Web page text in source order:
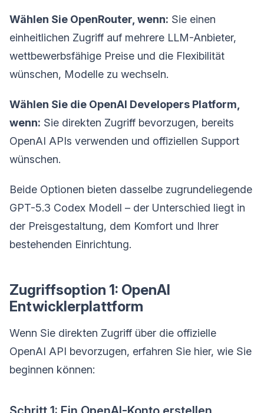
Wählen Sie OpenRouter, wenn: Sie einen
einheitlichen Zugriff auf mehrere LLM-Anbieter,
wettbewerbsfähige Preise und die Flexibilität
wünschen, Modelle zu wechseln.
Wählen Sie die OpenAI Developers Platform,
wenn: Sie direkten Zugriff bevorzugen, bereits
OpenAI APIs verwenden und offiziellen Support
wünschen.
Beide Optionen bieten dasselbe zugrundeliegende
GPT-5.3 Codex Modell – der Unterschied liegt in
der Preisgestaltung, dem Komfort und Ihrer
bestehenden Einrichtung.
Zugriffsoption 1: OpenAI
Entwicklerplattform
Wenn Sie direkten Zugriff über die offizielle
OpenAI API bevorzugen, erfahren Sie hier, wie Sie
beginnen können: